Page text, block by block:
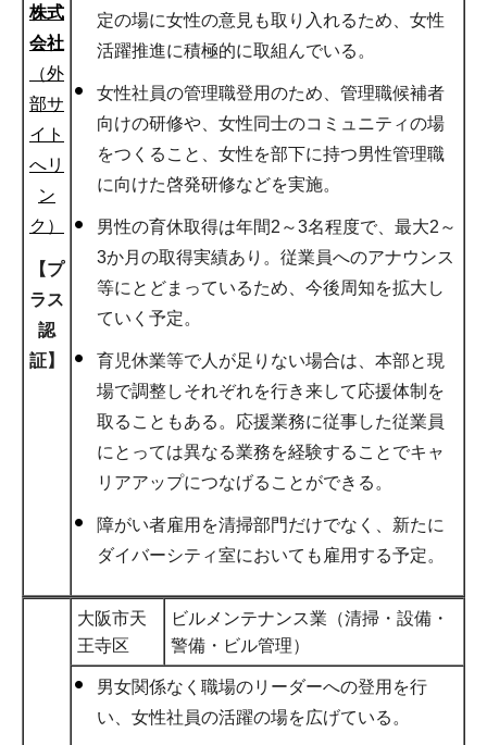
株式
会社
（外
部サ
イト
へリ
ン
ク）
【プ
ラス
認
証】
定の場に女性の意見も取り入れるため、女性
活躍推進に積極的に取組んでいる。
女性社員の管理職登用のため、管理職候補者
向けの研修や、女性同士のコミュニティの場
をつくること、女性を部下に持つ男性管理職
に向けた啓発研修などを実施。
男性の育休取得は年間2～3名程度で、最大2～
3か月の取得実績あり。従業員へのアナウンス
等にとどまっているため、今後周知を拡大し
ていく予定。
育児休業等で人が足りない場合は、本部と現
場で調整しそれぞれを行き来して応援体制を
取ることもある。応援業務に従事した従業員
にとっては異なる業務を経験することでキャ
リアアップにつなげることができる。
障がい者雇用を清掃部門だけでなく、新たに
ダイバーシティ室においても雇用する予定。
大阪市天
王寺区
ビルメンテナンス業（清掃・設備・
警備・ビル管理）
男女関係なく職場のリーダーへの登用を行
い、女性社員の活躍の場を広げている。